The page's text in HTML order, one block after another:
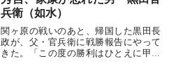
と考えた。そこで、意を決して鎌倉に
挑戦...
兵衛（如水）
関ヶ原の戦いのあと、帰国した黒田長
政が、父・官兵衛に戦勝報告にやって
きた。「この度の勝利はひとえに甲州